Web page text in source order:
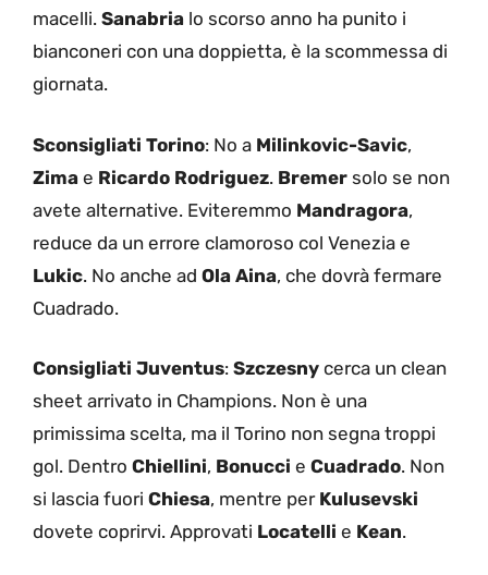
macelli. Sanabria lo scorso anno ha punito i
bianconeri con una doppietta, è la scommessa di
giornata.
Sconsigliati Torino: No a Milinkovic-Savic,
Zima e Ricardo Rodriguez. Bremer solo se non
avete alternative. Eviteremmo Mandragora,
reduce da un errore clamoroso col Venezia e
Lukic. No anche ad Ola Aina, che dovrà fermare
Cuadrado.
Consigliati Juventus: Szczesny cerca un clean
sheet arrivato in Champions. Non è una
primissima scelta, ma il Torino non segna troppi
gol. Dentro Chiellini, Bonucci e Cuadrado. Non
si lascia fuori Chiesa, mentre per Kulusevski
dovete coprirvi. Approvati Locatelli e Kean.